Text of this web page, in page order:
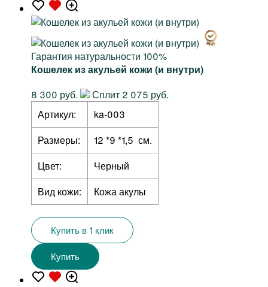
Гарантия натуральности 100%
Кошелек из акульей кожи (и внутри)
8 300 руб.
Сплит 2 075 руб.
Артикул:
ka-003
Размеры:
12 *9 *1,5 см.
Цвет:
Черный
Вид кожи:
Кожа акулы
Купить в 1 клик
Купить